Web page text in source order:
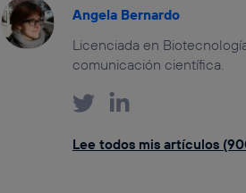
Angela Bernardo
Licenciada en
comunicación científica.
Lee todos mis artículos